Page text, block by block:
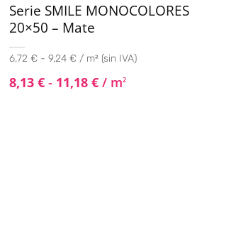
Serie SMILE MONOCOLORES
20×50 – Mate
6,72 € - 9,24 € / m² (sin IVA)
8,13 € - 11,18 € / m2